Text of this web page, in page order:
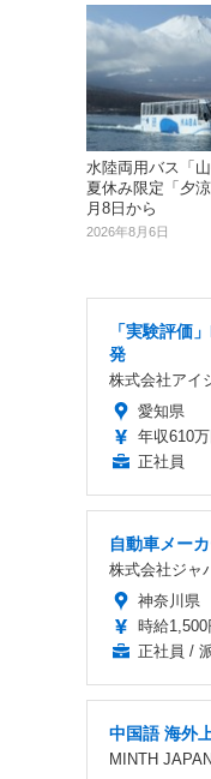
水陸両用バス「
夏休み限定「夕
月8日から
2026年8月6日
「実験評価
発
株式会社アイ
愛知県
年収610
正社員
自動車メー
株式会社ジャ
神奈川県
時給1,500
正社員 /
中国語 海外
MINTH